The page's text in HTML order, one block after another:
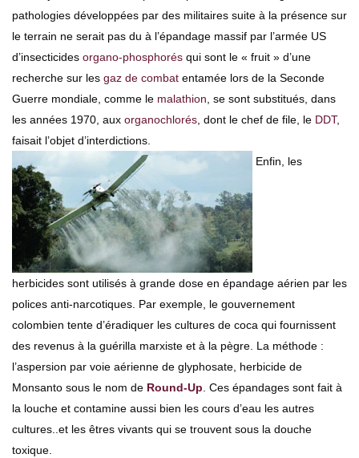
pathologies développées par des militaires suite à la présence sur
le terrain ne serait pas du à l’épandage massif par l’armée US
d’insecticides organo-phosphorés qui sont le « fruit » d’une
recherche sur les gaz de combat entamée lors de la Seconde
Guerre mondiale, comme le malathion, se sont substitués, dans
les années 1970, aux organochlorés, dont le chef de file, le DDT,
faisait l’objet d’interdictions.
Enfin, les
herbicides sont utilisés à grande dose en épandage aérien par les
polices anti-narcotiques. Par exemple, le gouvernement
colombien tente d’éradiquer les cultures de coca qui fournissent
des revenus à la guérilla marxiste et à la pègre. La méthode :
l’aspersion par voie aérienne de glyphosate, herbicide de
Monsanto sous le nom de Round-Up. Ces épandages sont fait à
la louche et contamine aussi bien les cours d’eau les autres
cultures..et les êtres vivants qui se trouvent sous la douche
toxique.